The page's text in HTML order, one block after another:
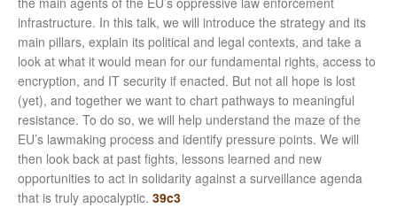
infrastructure. In this talk, we will introduce the strategy and its
main pillars, explain its political and legal contexts, and take a
look at what it would mean for our fundamental rights, access to
encryption, and IT security if enacted. But not all hope is lost
(yet), and together we want to chart pathways to meaningful
resistance. To do so, we will help understand the maze of the
EU’s lawmaking process and identify pressure points. We will
then look back at past fights, lessons learned and new
opportunities to act in solidarity against a surveillance agenda
that is truly apocalyptic. 39c3